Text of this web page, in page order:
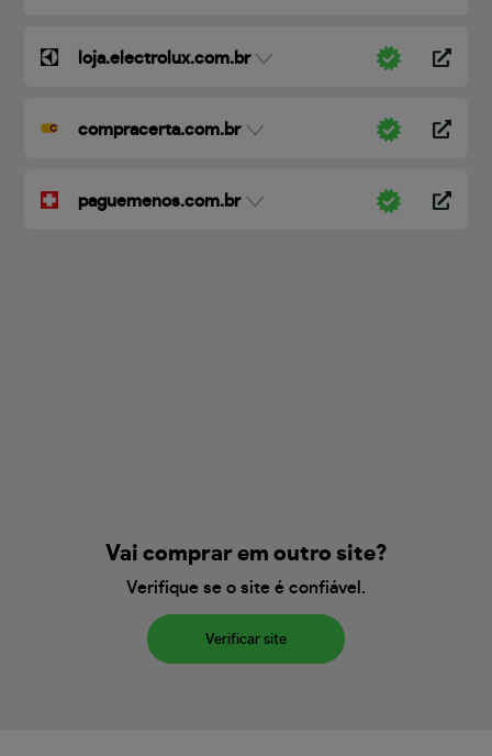
loja.electrolux.com.br
compracerta.com.br
paguemenos.com.br
Vai comprar em outro site?
Verifique se o site é confiável.
Verificar site